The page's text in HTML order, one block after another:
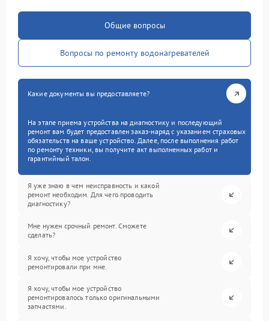
Общие вопросы
Вопросы по ремонту водонагревателей
Какие документы вы предоставляете?
На этапе приема устройства на диагностику и последующий
ремонт вам будет предоставлен заказ-наряд с указанием страховых
обязательств на ваше устройство. Далее, после выполнения работ
по ремонту техники, вы получите акт выполненных работ и
гарантийный талон.
Я уже знаю в чем неисправность и какой
ремонт необходим. Для чего проводить
диагностику?
Мне нужен срочный ремонт. Сможете
сделать?
Я хочу, чтобы мое устройство
ремонтировали при мне.
Я хочу, чтобы мое устройство
ремонтировалось только оригинальными
запчастями.